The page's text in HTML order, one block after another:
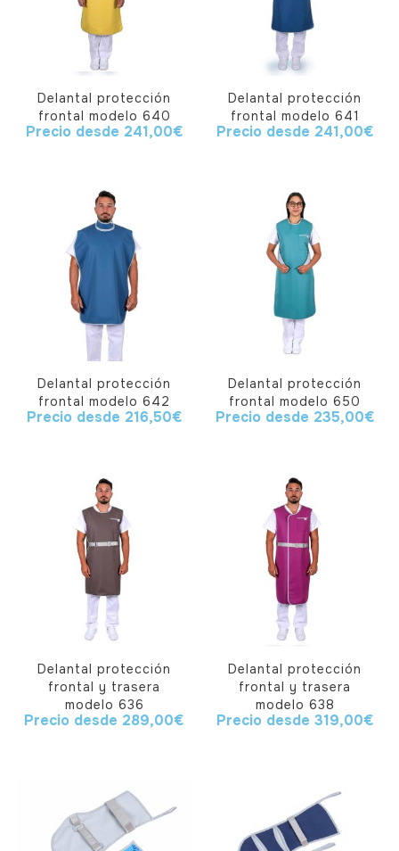
Delantal protección
frontal modelo 640
Precio desde 241,00€
Delantal protección
frontal modelo 641
Precio desde 241,00€
Delantal protección
frontal modelo 642
Precio desde 216,50€
Delantal protección
frontal modelo 650
Precio desde 235,00€
Delantal protección
frontal y trasera
modelo 636
Precio desde 289,00€
Delantal protección
frontal y trasera
modelo 638
Precio desde 319,00€